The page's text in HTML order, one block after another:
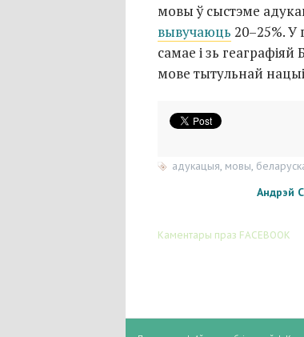
мовы ў сыстэме
вывучаюць 20–25%. У
самае і зь
мове тытульнай
адукацыя мовы
Андрэй
Каментары праз FACEBOOK